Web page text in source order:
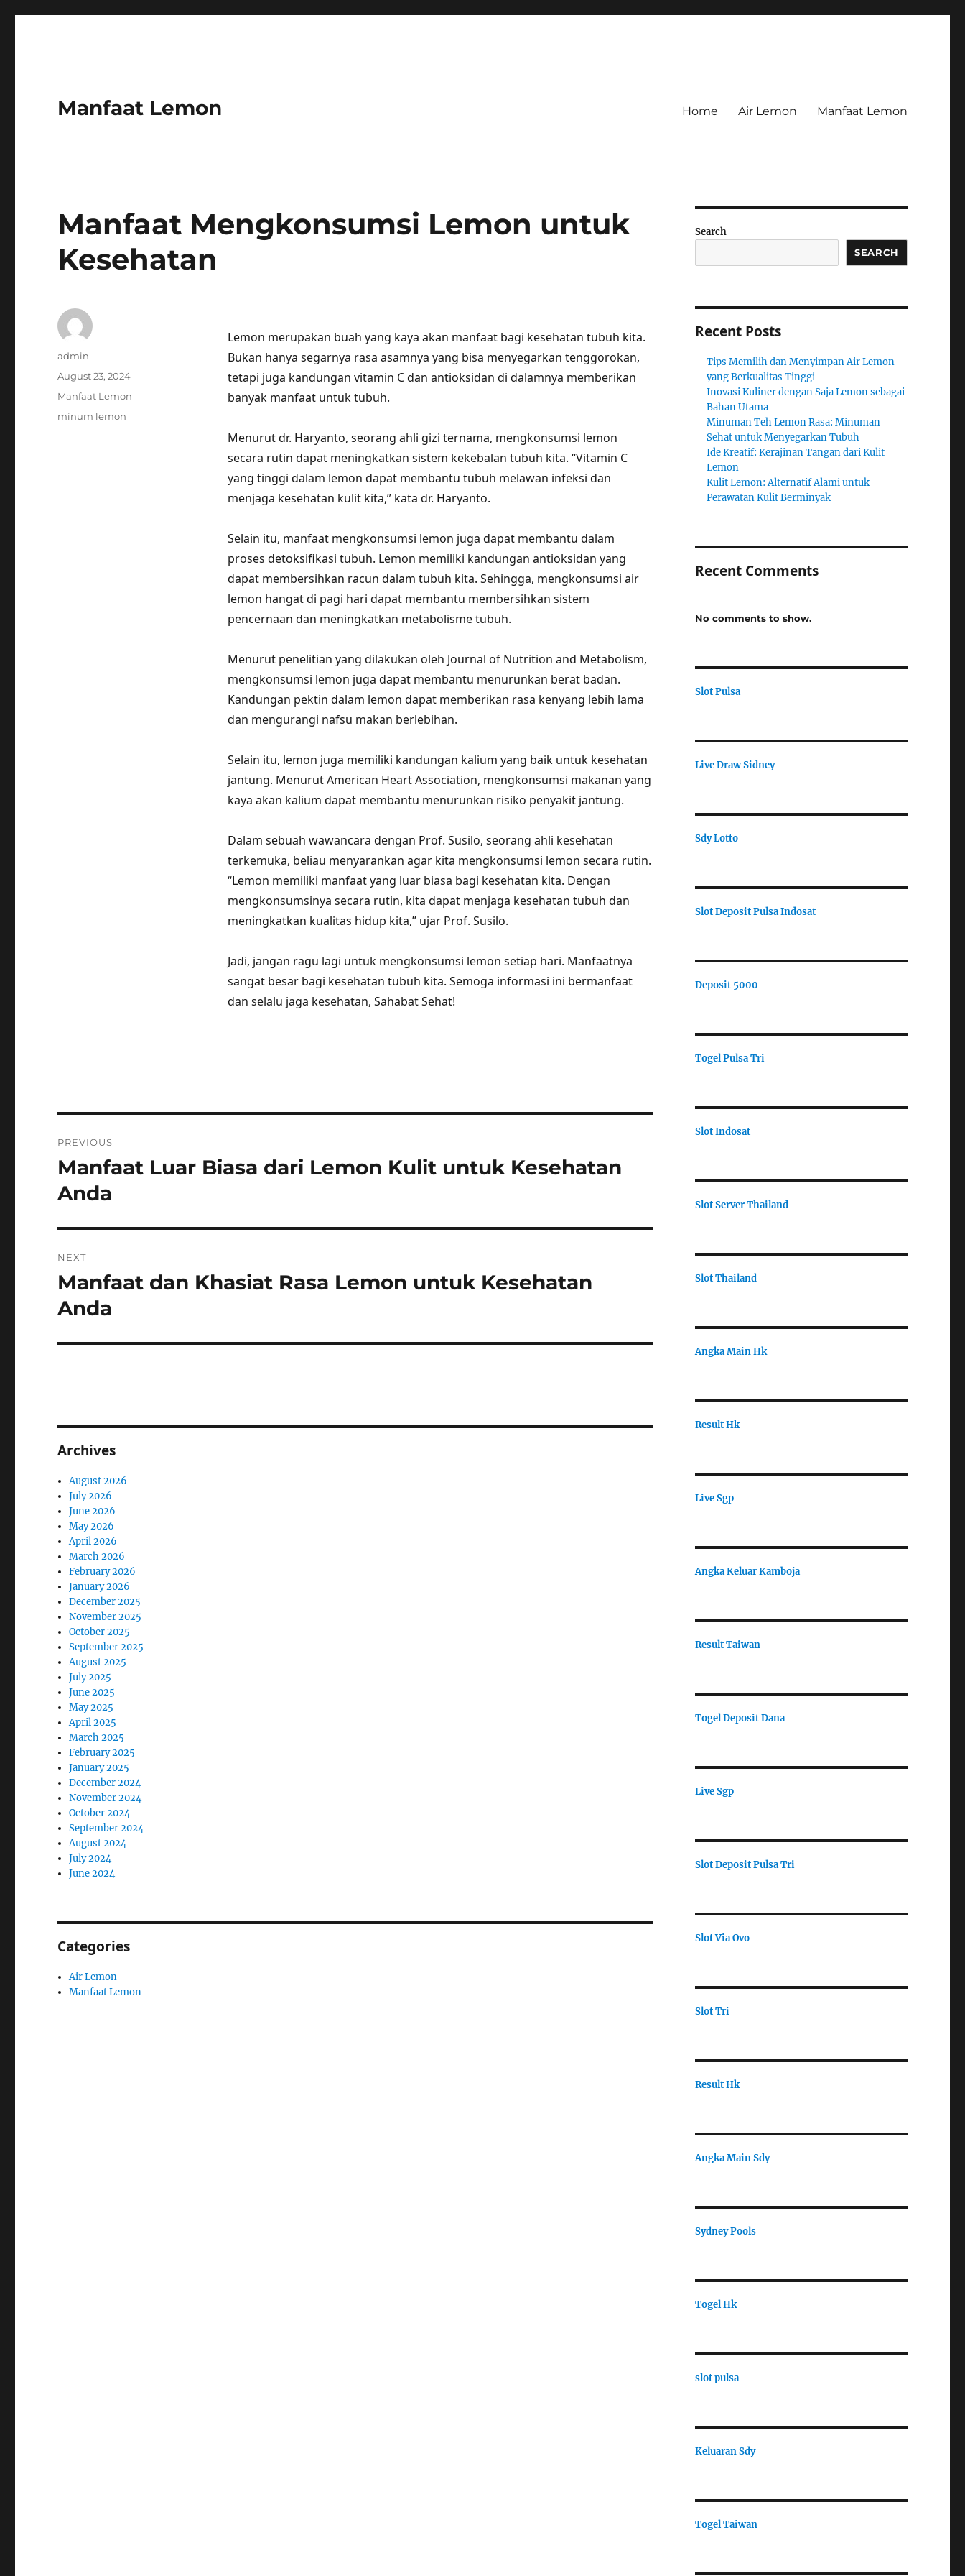
Manfaat Lemon Home Air Lemon Manfaat Lemon
Manfaat Mengkonsumsi Lemon untuk
Kesehatan
Lemon merupakan buah yang kaya akan manfaat bagi kesehatan tubuh kita.
Bukan hanya segarnya rasa asamnya yang bisa menyegarkan tenggorokan,
tetapi juga kandungan vitamin C dan antioksidan di dalamnya memberikan
banyak manfaat untuk tubuh.
Menurut dr. Haryanto, seorang ahli gizi ternama, mengkonsumsi lemon
secara rutin dapat meningkatkan sistem kekebalan tubuh kita. “Vitamin C
yang tinggi dalam lemon dapat membantu tubuh melawan infeksi dan
menjaga kesehatan kulit kita,” kata dr. Haryanto.
Selain itu, manfaat mengkonsumsi lemon juga dapat membantu dalam
proses detoksifikasi tubuh. Lemon memiliki kandungan antioksidan yang
dapat membersihkan racun dalam tubuh kita. Sehingga, mengkonsumsi air
lemon hangat di pagi hari dapat membantu membersihkan sistem
pencernaan dan meningkatkan metabolisme tubuh.
Menurut penelitian yang dilakukan oleh Journal of Nutrition and Metabolism,
mengkonsumsi lemon juga dapat membantu menurunkan berat badan.
Kandungan pektin dalam lemon dapat memberikan rasa kenyang lebih lama
dan mengurangi nafsu makan berlebihan.
Selain itu, lemon juga memiliki kandungan kalium yang baik untuk kesehatan
jantung. Menurut American Heart Association, mengkonsumsi makanan yang
kaya akan kalium dapat membantu menurunkan risiko penyakit jantung.
Dalam sebuah wawancara dengan Prof. Susilo, seorang ahli kesehatan
terkemuka, beliau menyarankan agar kita mengkonsumsi lemon secara rutin.
“Lemon memiliki manfaat yang luar biasa bagi kesehatan kita. Dengan
mengkonsumsinya secara rutin, kita dapat menjaga kesehatan tubuh dan
meningkatkan kualitas hidup kita,” ujar Prof. Susilo.
Jadi, jangan ragu lagi untuk mengkonsumsi lemon setiap hari. Manfaatnya
sangat besar bagi kesehatan tubuh kita. Semoga informasi ini bermanfaat
dan selalu jaga kesehatan, Sahabat Sehat!
Author
admin
Posted
August 23, 2024
Categories
Manfaat Lemon
Tags
minum lemon
navigation
PREVIOUS
Previous
post:
Manfaat Luar Biasa dari Lemon Kulit untuk Kesehatan
Anda
NEXT
Next
post:
Manfaat dan Khasiat Rasa Lemon untuk Kesehatan
Anda
Archives
August 2026
July 2026
June 2026
May 2026
April 2026
March 2026
February 2026
January 2026
December 2025
November 2025
October 2025
September 2025
August 2025
July 2025
June 2025
May 2025
April 2025
March 2025
February 2025
January 2025
December 2024
November 2024
October 2024
September 2024
August 2024
July 2024
June 2024
Categories
Air Lemon
Manfaat Lemon
Search
SEARCH
Recent Posts
Tips Memilih dan Menyimpan Air Lemon
yang Berkualitas Tinggi
Inovasi Kuliner dengan Saja Lemon sebagai
Bahan Utama
Minuman Teh Lemon Rasa: Minuman
Sehat untuk Menyegarkan Tubuh
Ide Kreatif: Kerajinan Tangan dari Kulit
Lemon
Kulit Lemon: Alternatif Alami untuk
Perawatan Kulit Berminyak
Recent Comments
No comments to show.
Slot Pulsa
Live Draw Sidney
Sdy Lotto
Slot Deposit Pulsa Indosat
Deposit 5000
Togel Pulsa Tri
Slot Indosat
Slot Server Thailand
Slot Thailand
Angka Main Hk
Result Hk
Live Sgp
Angka Keluar Kamboja
Result Taiwan
Togel Deposit Dana
Live Sgp
Slot Deposit Pulsa Tri
Slot Via Ovo
Slot Tri
Result Hk
Angka Main Sdy
Sydney Pools
Togel Hk
slot pulsa
Keluaran Sdy
Togel Taiwan